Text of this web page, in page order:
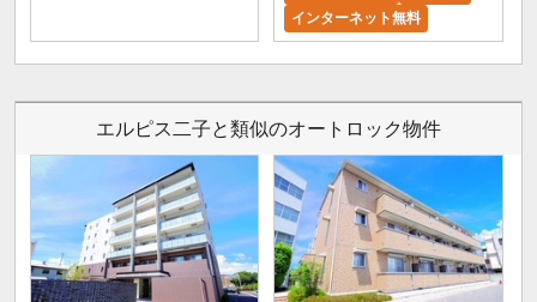
インターネット無料
エルピス二子と類似のオートロック物件